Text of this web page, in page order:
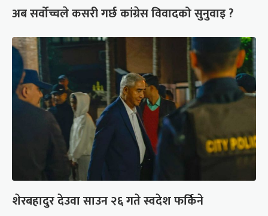
अब सर्वोच्चले कसरी गर्छ कांग्रेस विवादको सुनुवाइ ?
शेरबहादुर देउवा साउन २६ गते स्वदेश फर्किने